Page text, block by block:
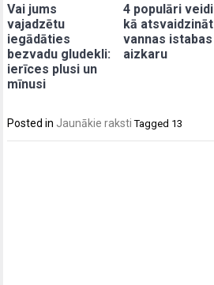
Vai jums
vajadzētu
iegādāties
bezvadu gludekli:
ierīces plusi un
mīnusi
4 populāri veidi
kā atsvaidzināt
vannas istabas
aizkaru
Posted in Jaunākie raksti Tagged 13